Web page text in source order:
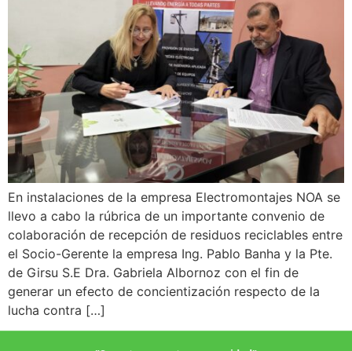
En instalaciones de la empresa Electromontajes NOA se
llevo a cabo la rúbrica de un importante convenio de
colaboración de recepción de residuos reciclables entre
el Socio-Gerente la empresa Ing. Pablo Banha y la Pte.
de Girsu S.E Dra. Gabriela Albornoz con el fin de
generar un efecto de concientización respecto de la
lucha contra […]